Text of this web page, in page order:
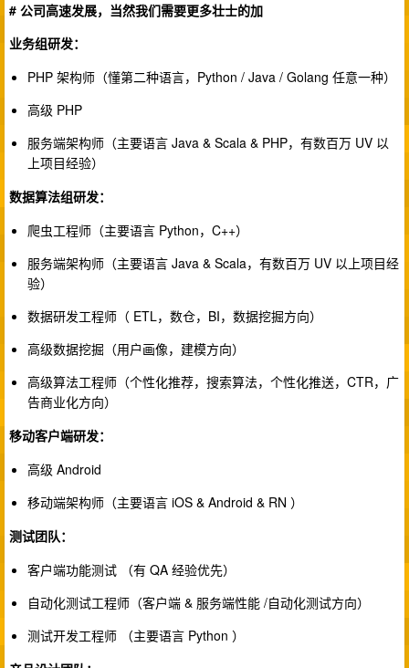
# 公司高速发展，当然我们需要更多壮士的加
业务组研发：
PHP 架构师（懂第二种语言，Python / Java / Golang 任意一种）
高级 PHP
服务端架构师（主要语言 Java & Scala & PHP，有数百万 UV 以
上项目经验）
数据算法组研发：
爬虫工程师（主要语言 Python，C++）
服务端架构师（主要语言 Java & Scala，有数百万 UV 以上项目经
验）
数据研发工程师（ ETL，数仓，BI，数据挖掘方向）
高级数据挖掘（用户画像，建模方向）
高级算法工程师（个性化推荐，搜索算法，个性化推送，CTR，广
告商业化方向）
移动客户端研发：
高级 Android
移动端架构师（主要语言 iOS & Android & RN ）
测试团队：
客户端功能测试 （有 QA 经验优先）
自动化测试工程师（客户端 & 服务端性能 /自动化测试方向）
测试开发工程师 （主要语言 Python ）